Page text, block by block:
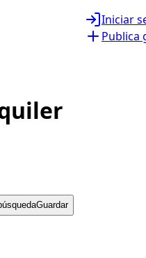
Iniciar
Publica
Guardar